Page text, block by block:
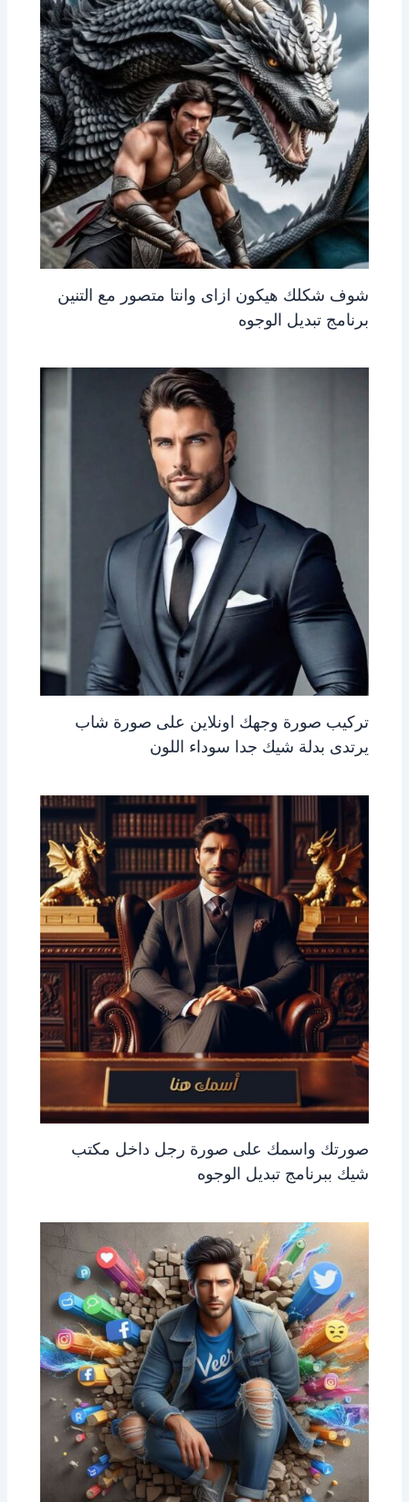
شوف شكلك هيكون ازاى وانتا متصور مع التنين
برنامج تبديل الوجوه
تركيب صورة وجهك اونلاين على صورة شاب
يرتدى بدلة شيك جدا سوداء اللون
صورتك واسمك على صورة رجل داخل مكتب
شيك ببرنامج تبديل الوجوه